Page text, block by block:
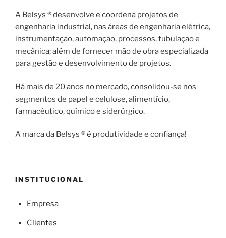
A Belsys ® desenvolve e coordena projetos de
engenharia industrial, nas áreas de engenharia elétrica,
instrumentação, automação, processos, tubulação e
mecânica; além de fornecer mão de obra especializada
para gestão e desenvolvimento de projetos.
Há mais de 20 anos no mercado, consolidou-se nos
segmentos de papel e celulose, alimentício,
farmacêutico, químico e siderúrgico.
A marca da Belsys ® é produtividade e confiança!
INSTITUCIONAL
Empresa
Clientes